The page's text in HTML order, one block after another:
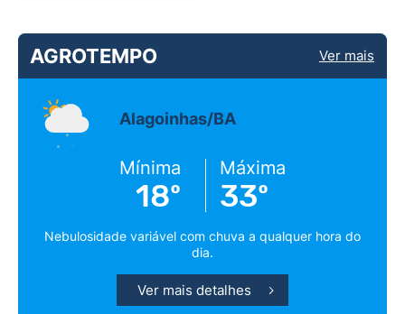
AGROTEMPO Ver mais
Alagoinhas/BA
Mínima
18º
Máxima
33º
Nebulosidade variável com chuva a qualquer hora do
dia.
Ver mais detalhes